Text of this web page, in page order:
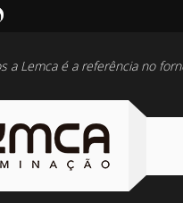
a Lemca é a referência no